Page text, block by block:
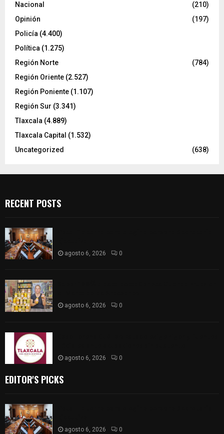
Nacional
(210)
Opinión
(197)
Policía (4.400)
Política (1.275)
Región Norte
(784)
Región Oriente (2.527)
Región Poniente (1.107)
Región Sur (3.341)
Tlaxcala (4.889)
Tlaxcala Capital (1.532)
Uncategorized
(638)
RECENT POSTS
agosto 6, 2026 0
agosto 6, 2026 0
agosto 6, 2026 0
EDITOR'S PICKS
agosto 6, 2026 0